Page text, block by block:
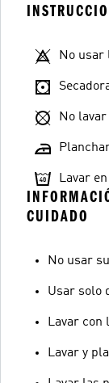
No usar
No
Lavar
CUIDADO
No usar
Usar solo
Lavar con
Lavar y